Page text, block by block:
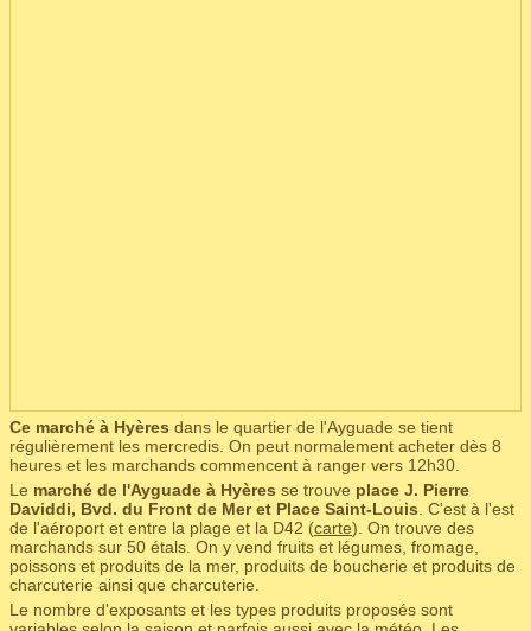
Ce marché à Hyères dans le quartier de l'Ayguade se tient
régulièrement les mercredis. On peut normalement acheter dès 8
heures et les marchands commencent à ranger vers 12h30.
Le marché de l'Ayguade à Hyères se trouve place J. Pierre
Daviddi, Bvd. du Front de Mer et Place Saint-Louis . C'est à l'est
de l'aéroport et entre la plage et la D42 (carte). On trouve des
marchands sur 50 étals. On y vend fruits et légumes, fromage,
poissons et produits de la mer, produits de boucherie et produits de
charcuterie ainsi que charcuterie.
Le nombre d'exposants et les types produits proposés sont